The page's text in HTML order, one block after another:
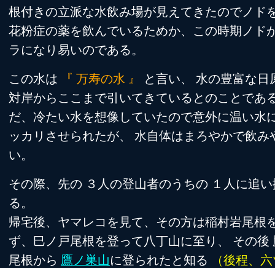
根付きの立派な水飲み場が見えてきたのでノド
花粉症の薬を飲んでいるためか、この時期ノド
ラになり易いのである。
この水は 『 万寿の水 』
と言い、 水の豊富な日
対岸からここまで引いてきているとのことであ
だ、冷たい水を想像していたので意外に温い水
ッカリさせられたが、 水自体はまろやかで飲み
い。
その際、先の ３人の登山者のうちの １人に追
る。
帰宅後、ヤマレコを見て、その方は稲村岩尾根
ず、巳ノ戸尾根を登って八丁山に至り、 その後
尾根から 鷹ノ巣山に登られたと知る
（後程、